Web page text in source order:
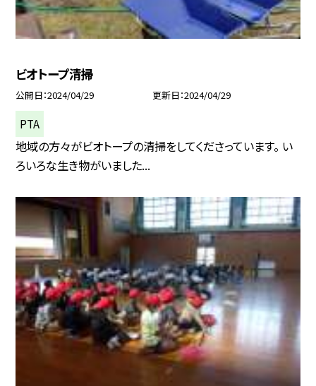
ビオトープ清掃
公開日 2024/04/29 更新日 2024/04/29
PTA
地域の方々がビオトープの清掃をしてくださっています。 い
ろいろな生き物がいました...